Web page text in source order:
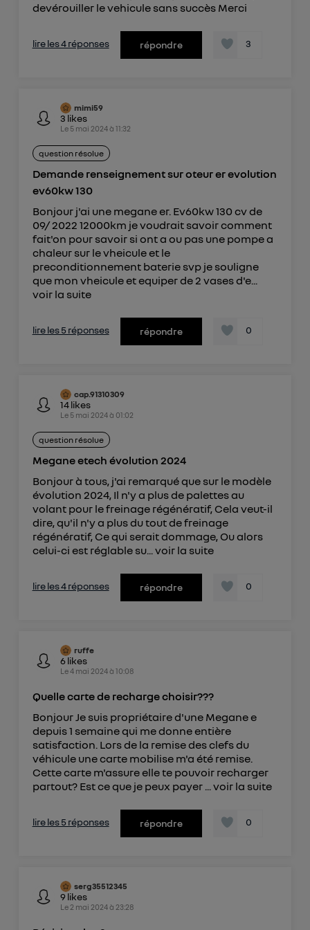
devérouiller le vehicule sans succès Merci
lire les 4 réponses répondre 3
mimi59
3 likes
Le 5 mai 2024à 11:32
question résolue
Demande renseignement sur oteur er evolution
ev60kw 130
Bonjour j'ai une megane er. Ev60kw 130 cv de
09/ 2022 12000km je voudrait savoir comment
fait'on pour savoir si ont a ou pas une pompe a
chaleur sur le vheicule et le
preconditionnement baterie svp je souligne
que mon vheicule et equiper de 2 vases d'e...
voir la suite
lire les 5 réponses répondre 0
cap.91310309
14likes
Le 5 mai 2024à 01:02
question résolue
Megane etech évolution 2024
Bonjour à tous, j'ai remarqué que sur le modèle
évolution 2024, Il n'y a plus de palettes au
volant pour le freinage régénératif, Cela veut-il
dire, qu'il n'y a plus du tout de freinage
régénératif, Ce qui serait dommage, Ou alors
celui-ci est réglable su... voir la suite
lire les 4 réponses répondre 0
ruffe
6 likes
Le4 mai 2024à 10:08
Quelle carte de recharge choisir???
Bonjour Je suis propriétaire d'une Megane e
depuis 1 semaine qui me donne entière
satisfaction. Lors de la remise des clefs du
véhicule une carte mobilise m'a été remise.
Cette carte m'assure elle te pouvoir recharger
partout? Est ce que je peux payer ... voir la suite
lire les 5 réponses répondre 0
serg35512345
9 likes
Le 2 mai 2024à 23:28
télécom basé sur votre adresse IP et une référence
téléphone).
L'identifiant est associé à votre connexion
attribuer le même identifiant. En général :
Pour une connexion foyer
sur la navigation des membres du foyer ayant consentis.
uniquement sur la navigation de l'utilisateur du mobile.
Vous pouvez à tout moment retirer ce
consentement sur
") ou via la page « gérer Utiq » en bas de ce site.
Pour plus d'informations, veuillez consulterla
Politique d'information sur les données
personnelles d'Utiq